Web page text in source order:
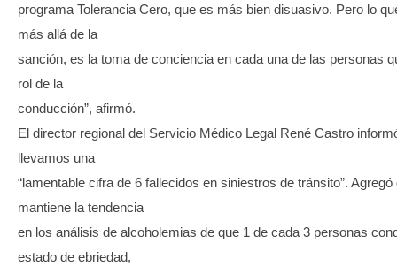
programa Tolerancia Cero, que es más bien disuasivo. Pero lo
más allá de la
sanción, es la toma de conciencia en cada una de las personas
rol de la
conducción”, afirmó.
El director regional del Servicio Médico Legal René Castro
llevamos una
“lamentable cifra de 6 fallecidos en siniestros de tránsito”. Agregó
mantiene la tendencia
en los análisis de alcoholemias de que 1 de cada 3 personas
estado de ebriedad,